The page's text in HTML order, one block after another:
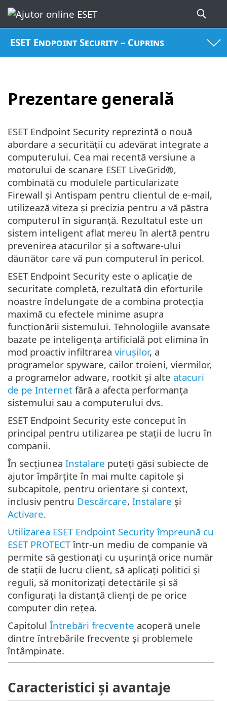
ESET Endpoint Security – Cuprins
Prezentare generală
ESET Endpoint Security reprezintă o nouă
abordare a securității cu adevărat integrate a
computerului. Cea mai recentă versiune a
motorului de scanare ESET LiveGrid®,
combinată cu modulele particularizate
Firewall și Antispam pentru clientul de e-mail,
utilizează viteza și precizia pentru a vă păstra
computerul în siguranță. Rezultatul este un
sistem inteligent aflat mereu în alertă pentru
prevenirea atacurilor și a software-ului
dăunător care vă pun computerul în pericol.
ESET Endpoint Security este o aplicație de
securitate completă, rezultată din eforturile
noastre îndelungate de a combina protecția
maximă cu efectele minime asupra
funcționării sistemului. Tehnologiile avansate
bazate pe inteligența artificială pot elimina în
mod proactiv infiltrarea virușilor, a
programelor spyware, cailor troieni, viermilor,
a programelor adware, rootkit și alte atacuri
de pe Internet fără a afecta performanța
sistemului sau a computerului dvs.
ESET Endpoint Security este conceput în
principal pentru utilizarea pe stații de lucru în
companii.
În secțiunea Instalare puteți găsi subiecte de
ajutor împărțite în mai multe capitole și
subcapitole, pentru orientare și context,
inclusiv pentru Descărcare, Instalare și
Activare.
Utilizarea ESET Endpoint Security împreună cu
ESET PROTECTîntr-un mediu de companie vă
permite să gestionați cu ușurință orice număr
de stații de lucru client, să aplicați politici și
reguli, să monitorizați detectările și să
configurați la distanță clienți de pe orice
computer din rețea.
Capitolul Întrebări frecvente acoperă unele
dintre întrebările frecvente și problemele
întâmpinate.
Caracteristici și avantaje